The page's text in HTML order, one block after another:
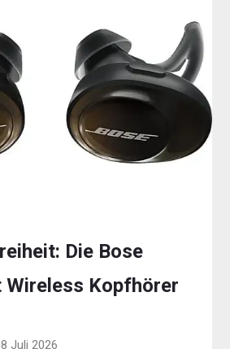
Die Bose
Wireless Kopfhörer
Juli 2026